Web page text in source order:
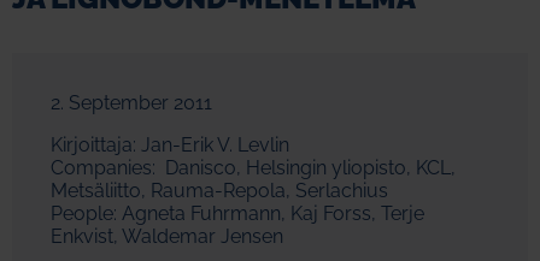
2. September 2011
Kirjoittaja: Jan-Erik V. Levlin
Companies: Danisco, Helsingin yliopisto, KCL,
Metsäliitto, Rauma-Repola, Serlachius
People: Agneta Fuhrmann, Kaj Forss, Terje
Enkvist, Waldemar Jensen